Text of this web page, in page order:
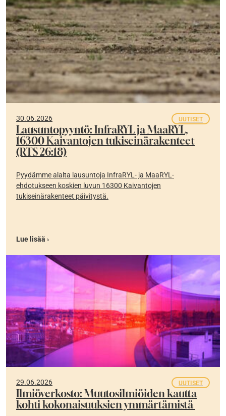
30.06.2026 UUTISET
Lausuntopyyntö: InfraRYL ja MaaRYL,
16300 Kaivantojen tukiseinärakenteet
(RTS 26:18)
Pyydämme alalta lausuntoja InfraRYL- ja MaaRYL-
ehdotukseen koskien luvun 16300 Kaivantojen
tukiseinärakenteet päivitystä.
Lue lisää ›
29.06.2026 UUTISET
Ilmiöverkosto: Muutosilmiöiden kautta
kohti kokonaisuuksien ymmärtämistä